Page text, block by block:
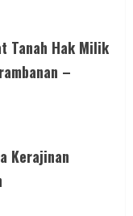
Tanah Hak Milik
–
Kerajinan